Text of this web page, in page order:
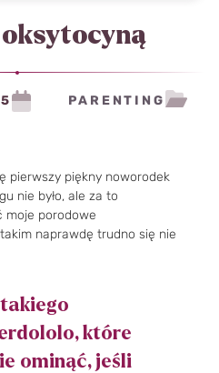
PARENTING
pierwszy piękny noworodek
nie było, ale za to
moje porodowe
naprawdę trudno się nie
które
ominąć, jeśli